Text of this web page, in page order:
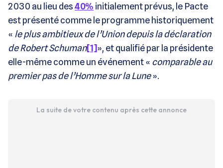
2030 au lieu des40% initialement prévus, le Pacte
est présenté comme le programme historiquement
« le plus ambitieux de l’Union depuis la déclaration
de Robert Schuman[1]», et qualifié par la présidente
elle-même comme un événement « comparable au
premier pas de l’Homme sur la Lune».
La suite de votre contenu après cette annonce